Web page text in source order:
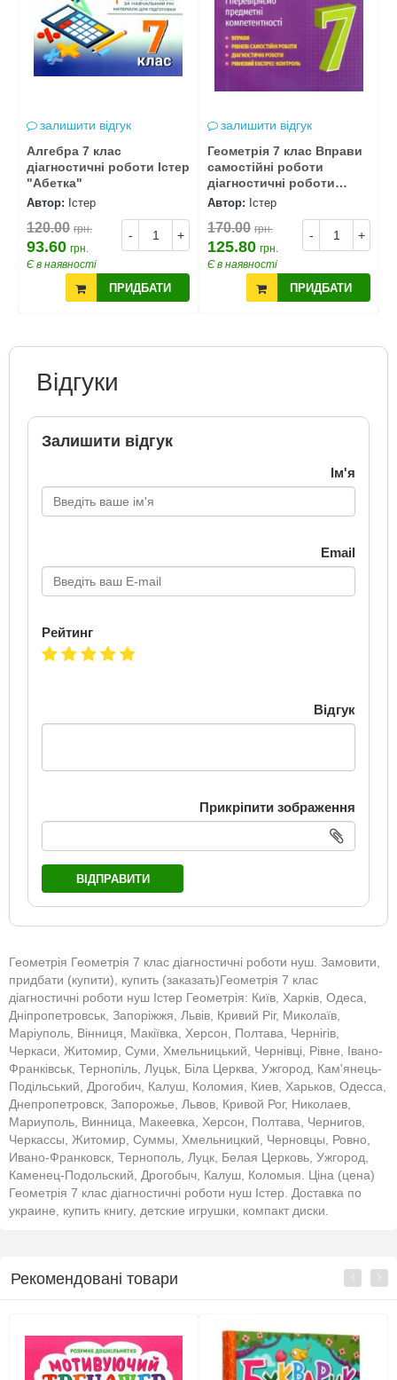
залишити відгук
Алгебра 7 клас
діагностичні роботи Істер
"Абетка"
Автор: Істер
- +
120.00 грн.
93.60 грн.
Є в наявності
ПРИДБАТИ
залишити відгук
Геометрія 7 клас Вправи
самостійні роботи
діагностичні роботи
експрес-контроль НУШ
Автор: Істер
- +
170.00 грн.
125.80 грн.
Є в наявності
ПРИДБАТИ
Відгуки
Залишити відгук
Ім'я
Email
Рейтинг
Відгук
Прикріпити зображення
ВІДПРАВИТИ
Геометрія Геометрія 7 клас діагностичні роботи нуш. Замовити,
придбати (купити), купить (заказать)Геометрія 7 клас
діагностичні роботи нуш Істер Геометрія: Київ, Харків, Одеса,
Дніпропетровськ, Запоріжжя, Львів, Кривий Ріг, Миколаїв,
Маріуполь, Вінниця, Макіївка, Херсон, Полтава, Чернігів,
Черкаси, Житомир, Суми, Хмельницький, Чернівці, Рівне, Івано-
Франківськ, Тернопіль, Луцьк, Біла Церква, Ужгород, Кам'янець-
Подільський, Дрогобич, Калуш, Коломия, Киев, Харьков, Одесса,
Днепропетровск, Запорожье, Львов, Кривой Рог, Николаев,
Мариуполь, Винница, Макеевка, Херсон, Полтава, Чернигов,
Черкассы, Житомир, Суммы, Хмельницкий, Черновцы, Ровно,
Ивано-Франковск, Тернополь, Луцк, Белая Церковь, Ужгород,
Каменец-Подольский, Дрогобыч, Калуш, Коломыя. Ціна (цена)
Геометрія 7 клас діагностичні роботи нуш Істер. Доставка по
украине, купить книгу, детские игрушки, компакт диски.
Рекомендовані товари